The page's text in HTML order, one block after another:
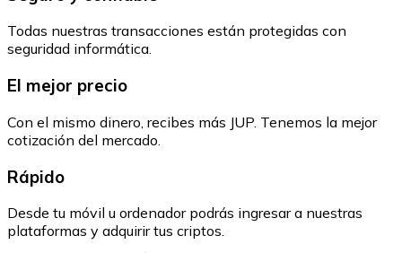
Todas nuestras transacciones están protegidas con
seguridad informática.
El mejor precio
Con el mismo dinero, recibes más JUP. Tenemos la mejor
cotización del mercado.
Rápido
Desde tu móvil u ordenador podrás ingresar a nuestras
plataformas y adquirir tus criptos.